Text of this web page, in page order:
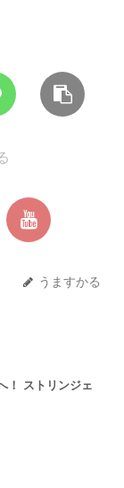
うますかる
！ ストリンジェ